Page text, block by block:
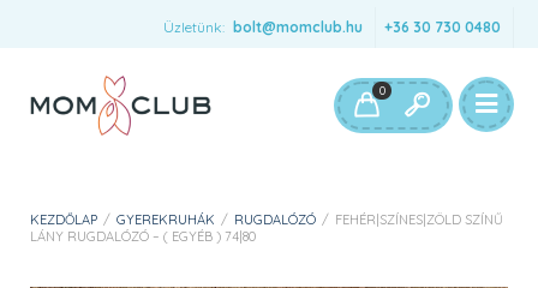
Üzletünk: bolt@momclub.hu +36 30 730 0480
0
KEZDŐLAP / GYEREKRUHÁK / RUGDALÓZÓ / FEHÉR|SZÍNES|ZÖLD SZÍNŰ
LÁNY RUGDALÓZÓ – ( EGYÉB ) 74|80